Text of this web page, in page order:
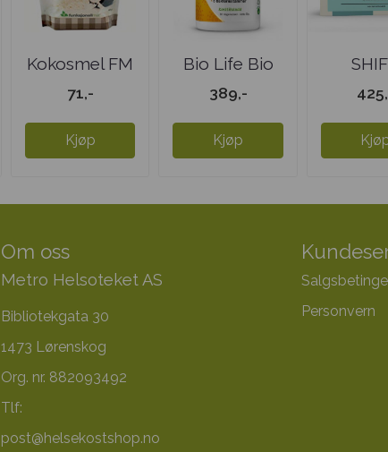
Kokosmel FM
økologisk
71,-
Kjøp
Bio Life Bio
Dophilus
389,-
Kjøp
Om oss
Metro Helsoteket AS
Bibliotekgata 30
1473 Lørenskog
Org. nr. 882093492
Tlf:
post@helsekostshop.no
Personvern